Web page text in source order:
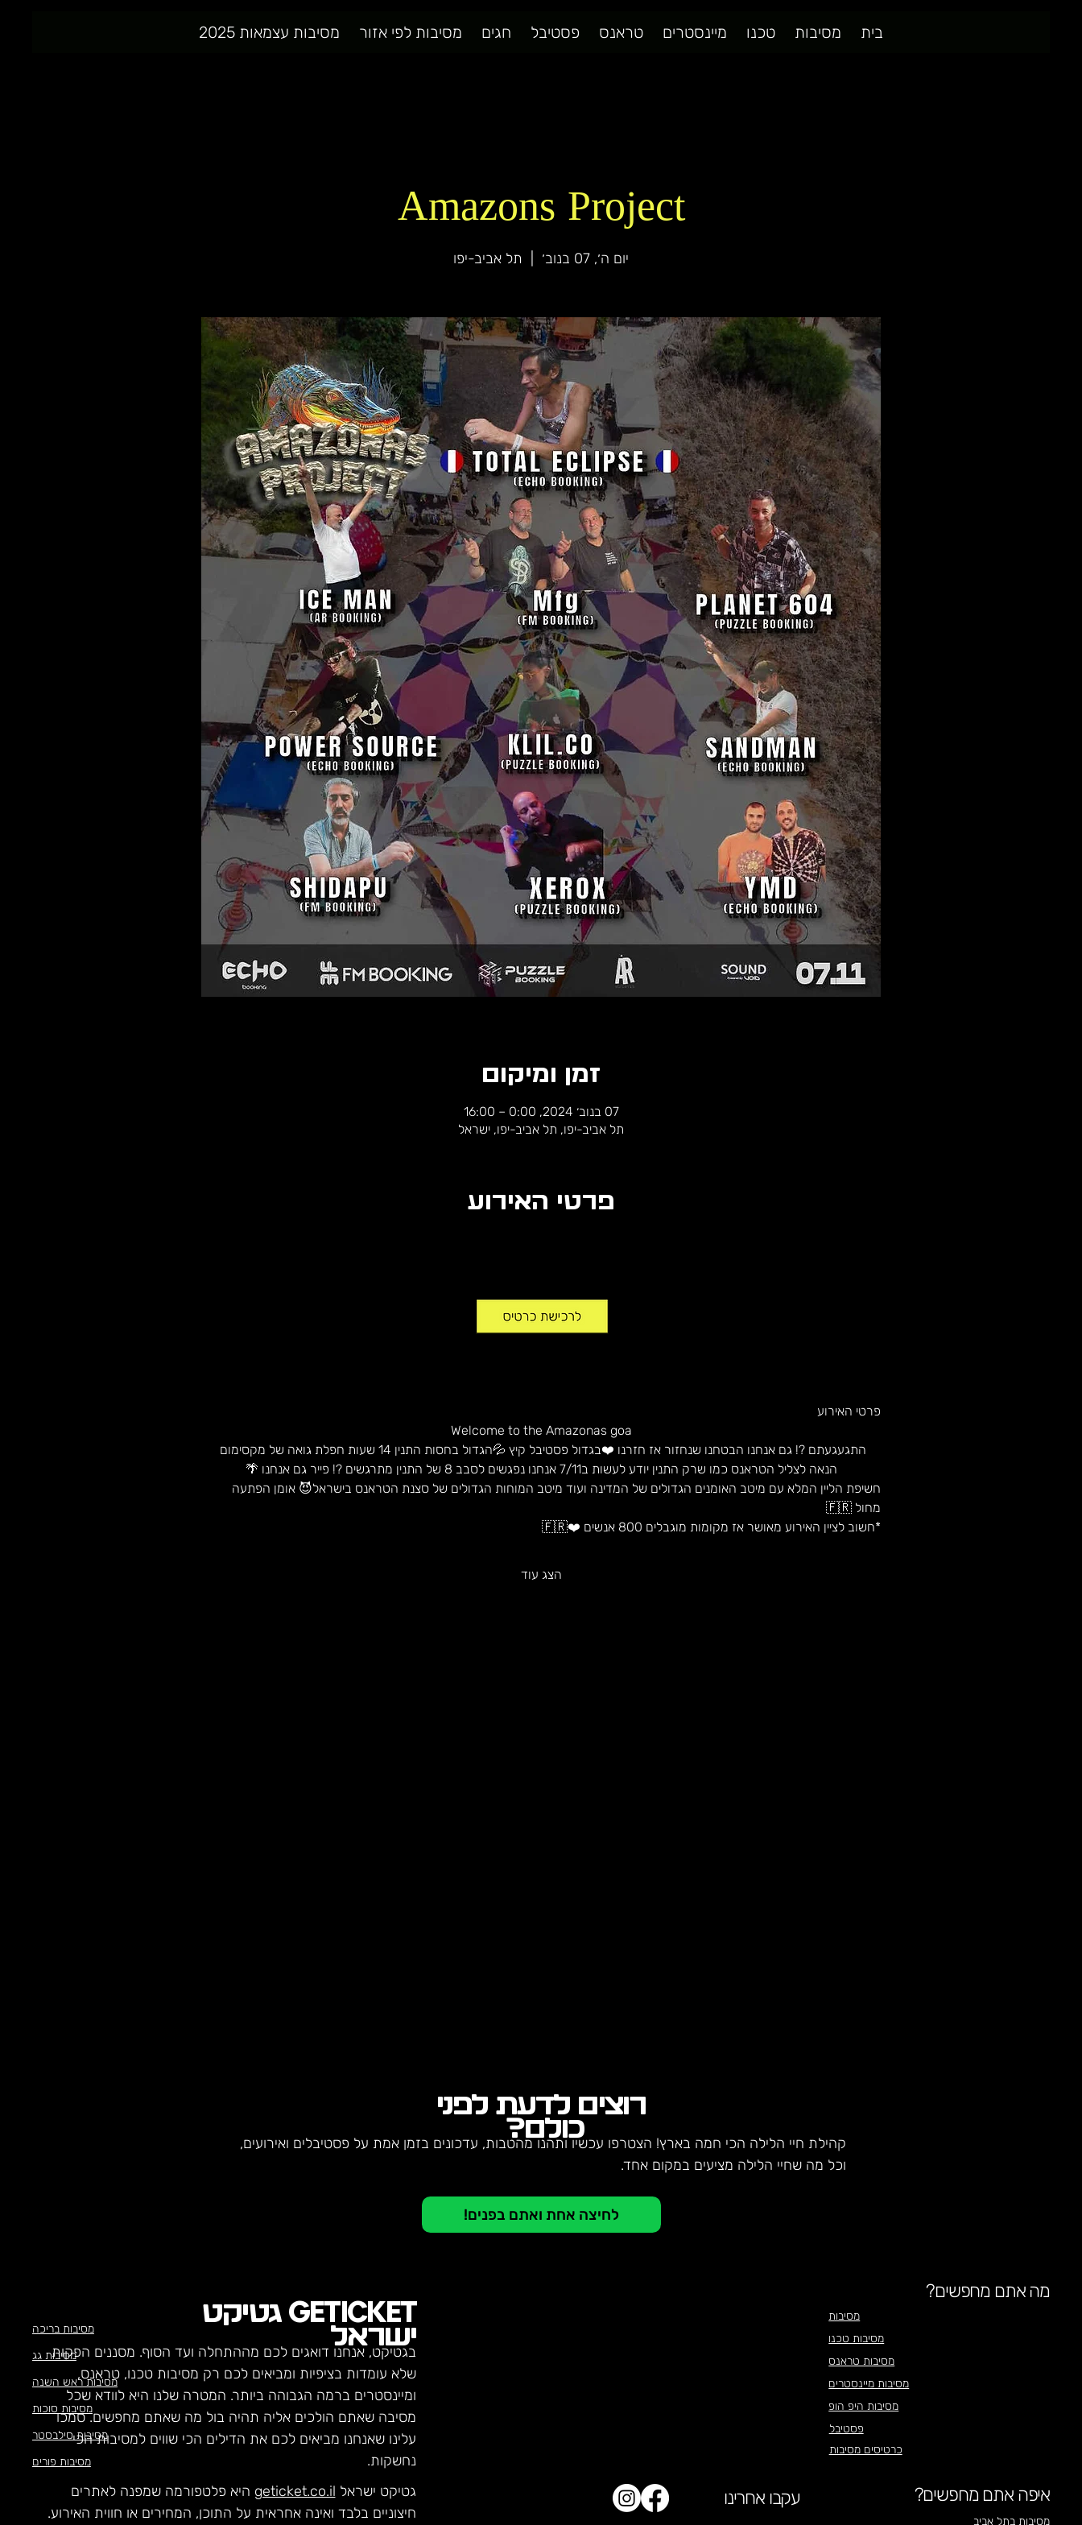
בית מסיבות טכנו מיינסטרים טראנס פסטיבל חגים מסיבות לפי אזור מסיבות עצמאות 2025
Amazons Project
יום ה׳, 07 בנוב׳ תל אביב-יפו
זמן ומיקום
07 בנוב׳ 2024, 0:00 – 16:00
תל אביב-יפו, תל אביב-יפו, ישראל
פרטי האירוע
פרטי האירוע
Welcome to the Amazonas goa
התגעגעתם ?! גם אנחנו הבטחנו שנחזור אז חזרנו ❤️בגדול פסטיבל קיץ 💦הגדול בחסות התנין 14 שעות חפלת גואה של מקסימום
הנאה לצליל הטראנס כמו שרק התנין יודע לעשות ב7/11 אנחנו נפגשים לסבב 8 של התנין מתרגשים ?! פייר גם אנחנו 🌴
חשיפת הליין המלא עם מיטב האומנים הגדולים של המדינה ועוד מיטב המוחות הגדולים של סצנת הטראנס בישראל😈 אומן הפתעה
מחול 🇫🇷
*חשוב לציין האירוע מאושר אז מקומות מוגבלים 800 אנשים ❤️🇫🇷
הצג עוד
רוצים לדעת לפני
כולם?
קהילת חיי הלילה הכי חמה בארץ! הצטרפו עכשיו ותהנו מהטבות, עדכונים בזמן אמת על פסטיבלים ואירועים,
וכל מה שחיי הלילה מציעים במקום אחד.
לחיצה אחת ואתם בפנים!
מסיבות בריכה
מסיבות גג
מסיבות ראש השנה
מסיבות סוכות
מסיבות סילבסטר
מסיבות פורים
GETICKET גטיקט
ישראל
בגטיקט, אנחנו דואגים לכם מההתחלה ועד הסוף. מסננים הפקות
שלא עומדות בציפיות ומביאים לכם רק מסיבות טכנו, טראנס,
ומיינסטרים ברמה הגבוהה ביותר. המטרה שלנו היא לוודא שכל
מסיבה שאתם הולכים אליה תהיה בול מה שאתם מחפשים. סמכו
עלינו שאנחנו מביאים לכם את הדילים הכי שווים למסיבות הכי
נחשקות.
מה אתם מחפשים?
מסיבות
מסיבות טכנו
מסיבות טראנס
מסיבות מיינסטרים
מסיבות היפ הופ
פסטיבל
כרטיסים מסיבות
גטיקט ישראל geticket.co.il היא פלטפורמה שמפנה לאתרים
חיצוניים בלבד ואינה אחראית על התוכן, המחירים או חווית האירוע.
עקבו אחרינו איפה אתם מחפשים?
מסיבות בתל אביב